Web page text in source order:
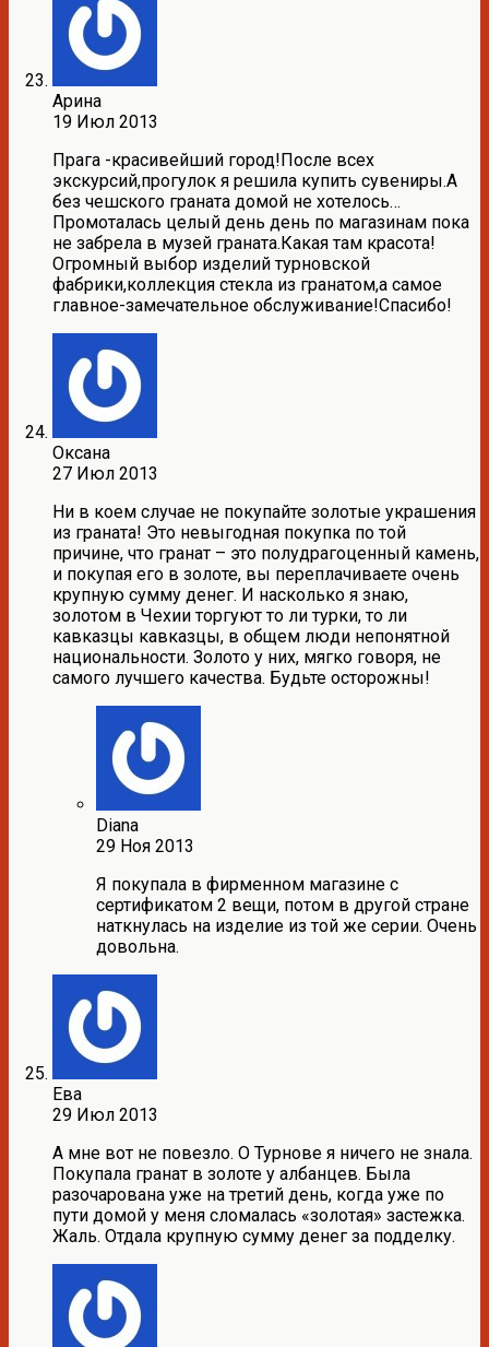
Арина
19 Июл 2013
Прага -красивейший город!После всех
экскурсий,прогулок я решила купить сувениры.А
без чешского граната домой не хотелось…
Промоталась целый день день по магазинам пока
не забрела в музей граната.Какая там красота!
Огромный выбор изделий турновской
фабрики,коллекция стекла из гранатом,а самое
главное-замечательное обслуживание!Спасибо!
Оксана
27 Июл 2013
Ни в коем случае не покупайте золотые украшения
из граната! Это невыгодная покупка по той
причине, что гранат – это полудрагоценный камень,
и покупая его в золоте, вы переплачиваете очень
крупную сумму денег. И насколько я знаю,
золотом в Чехии торгуют то ли турки, то ли
кавказцы кавказцы, в общем люди непонятной
национальности. Золото у них, мягко говоря, не
самого лучшего качества. Будьте осторожны!
Diana
29 Ноя 2013
Я покупала в фирменном магазине с
сертификатом 2 вещи, потом в другой стране
наткнулась на изделие из той же серии. Очень
довольна.
Ева
29 Июл 2013
А мне вот не повезло. О Турнове я ничего не знала.
Покупала гранат в золоте у албанцев. Была
разочарована уже на третий день, когда уже по
пути домой у меня сломалась «золотая» застежка.
Жаль. Отдала крупную сумму денег за подделку.